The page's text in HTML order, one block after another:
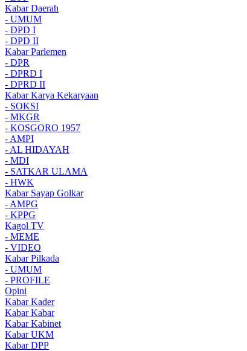
Kabar Daerah
- UMUM
- DPD I
- DPD II
Kabar Parlemen
- DPR
- DPRD I
- DPRD II
Kabar Karya Kekaryaan
- SOKSI
- MKGR
- KOSGORO 1957
- AMPI
- AL HIDAYAH
- MDI
- SATKAR ULAMA
- HWK
Kabar Sayap Golkar
- AMPG
- KPPG
Kagol TV
- MEME
- VIDEO
Kabar Pilkada
- UMUM
- PROFILE
Opini
Kabar Kader
Kabar Kabar
Kabar Kabinet
Kabar UKM
Kabar DPP